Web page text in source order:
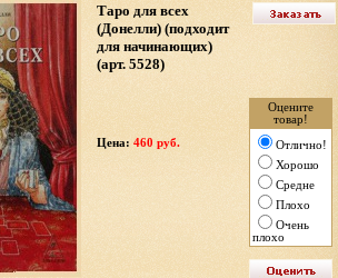
Таро для всех
(Донелли) (подходит
для начинающих)
(арт. 5528)
Цена: 460 руб.
Оцените
товар!
Отлично!
Хорошо
Средне
Плохо
Очень
плохо